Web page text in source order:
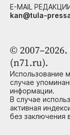
©
(n71.ru).
Использование
случае
информации.
В случае
активная
без заключения
E-MAIL
kan@tula-